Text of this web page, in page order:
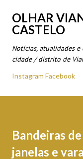
OLHAR
CASTELO
Notícias, atualidades e
cidade / distrito de
Instagram Facebook
Bandeiras
janelas e